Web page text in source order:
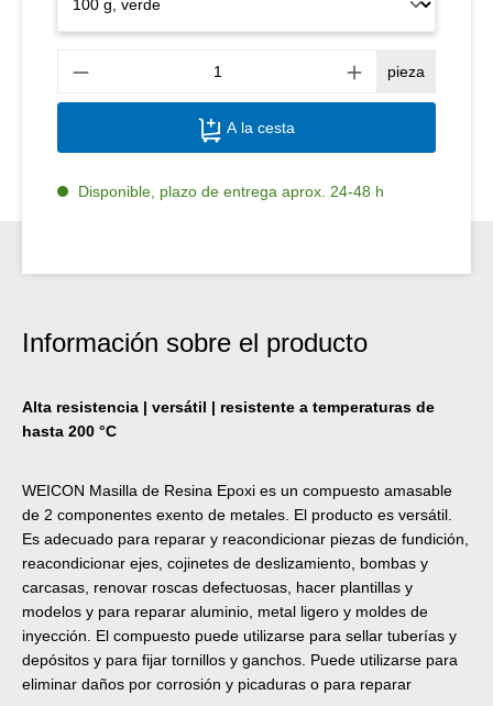
pieza
A la cesta
Disponible, plazo de entrega aprox. 24-48 h
Información sobre el producto
Alta resistencia | versátil | resistente a temperaturas de
hasta 200 °C
WEICON Masilla de Resina Epoxi es un compuesto amasable
de 2 componentes exento de metales. El producto es versátil.
Es adecuado para reparar y reacondicionar piezas de fundición,
reacondicionar ejes, cojinetes de deslizamiento, bombas y
carcasas, renovar roscas defectuosas, hacer plantillas y
modelos y para reparar aluminio, metal ligero y moldes de
inyección. El compuesto puede utilizarse para sellar tuberías y
depósitos y para fijar tornillos y ganchos. Puede utilizarse para
eliminar daños por corrosión y picaduras o para reparar